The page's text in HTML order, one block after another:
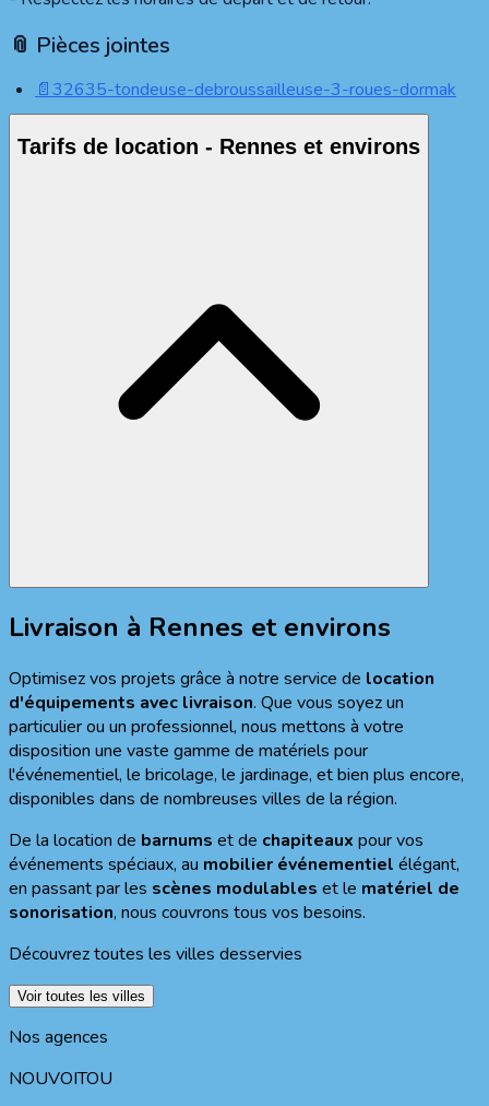
📎 Pièces jointes
📄32635-tondeuse-debroussailleuse-3-roues-dormak
Tarifs de location - Rennes et environs
Livraison à Rennes et environs
Optimisez vos projets grâce à notre service de location
d'équipements avec livraison. Que vous soyez un
particulier ou un professionnel, nous mettons à votre
disposition une vaste gamme de matériels pour
l'événementiel, le bricolage, le jardinage, et bien plus encore,
disponibles dans de nombreuses villes de la région.
De la location de barnums et de chapiteaux pour vos
événements spéciaux, au mobilier événementiel élégant,
en passant par les scènes modulables et le matériel de
sonorisation, nous couvrons tous vos besoins.
Découvrez toutes les villes desservies
Voir toutes les villes
Nos agences
NOUVOITOU